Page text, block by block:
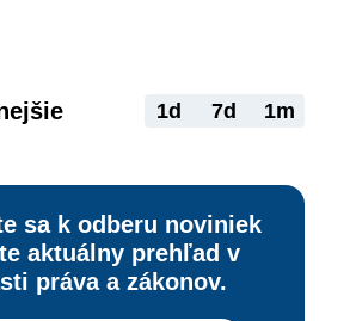
1d 7d 1m
sa k odberu noviniek
aktuálny prehľad v
práva a zákonov.